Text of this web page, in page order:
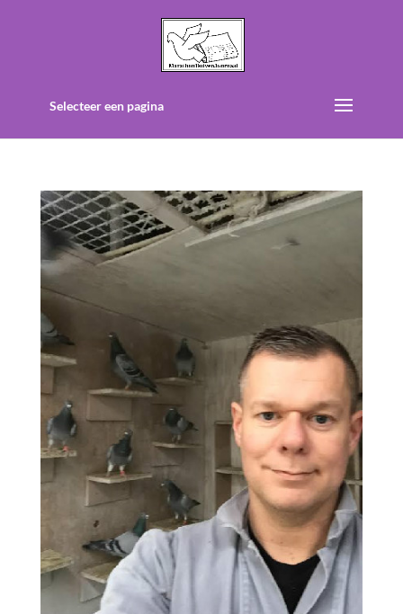
Selecteer een pagina